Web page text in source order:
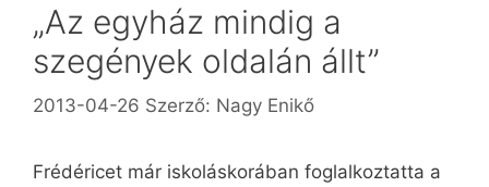
„Az egyház mindig a
szegények oldalán állt”
2013-04-26 Szerző: Nagy Enikő
Frédéricet már iskoláskorában foglalkoztatta a